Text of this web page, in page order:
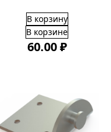
В корзину
В корзине
60.00 ₽